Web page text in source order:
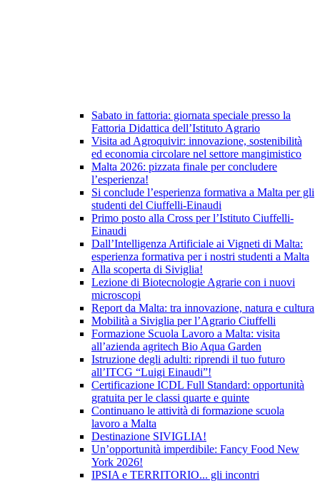
Sabato in fattoria: giornata speciale presso la
Fattoria Didattica dell’Istituto Agrario
Visita ad Agroquivir: innovazione, sostenibilità
ed economia circolare nel settore mangimistico
Malta 2026: pizzata finale per concludere
l’esperienza!
Si conclude l’esperienza formativa a Malta per gli
studenti del Ciuffelli-Einaudi
Primo posto alla Cross per l’Istituto Ciuffelli-
Einaudi
Dall’Intelligenza Artificiale ai Vigneti di Malta:
esperienza formativa per i nostri studenti a Malta
Alla scoperta di Siviglia!
Lezione di Biotecnologie Agrarie con i nuovi
microscopi
Report da Malta: tra innovazione, natura e cultura
Mobilità a Siviglia per l’Agrario Ciuffelli
Formazione Scuola Lavoro a Malta: visita
all’azienda agritech Bio Aqua Garden
Istruzione degli adulti: riprendi il tuo futuro
all’ITCG “Luigi Einaudi”!
Certificazione ICDL Full Standard: opportunità
gratuita per le classi quarte e quinte
Continuano le attività di formazione scuola
lavoro a Malta
Destinazione SIVIGLIA!
Un’opportunità imperdibile: Fancy Food New
York 2026!
IPSIA e TERRITORIO... gli incontri